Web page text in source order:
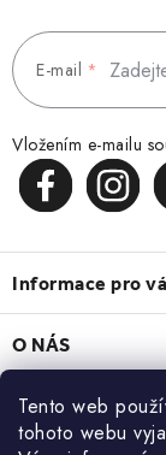
Tento web
tohoto webu
E-mail
Vložením e-mailu
á
p
t
Informace pro
Obchodní
Vrácení a
Zásady
O NÁS
Kontakt
Blog
LEDVINKA,